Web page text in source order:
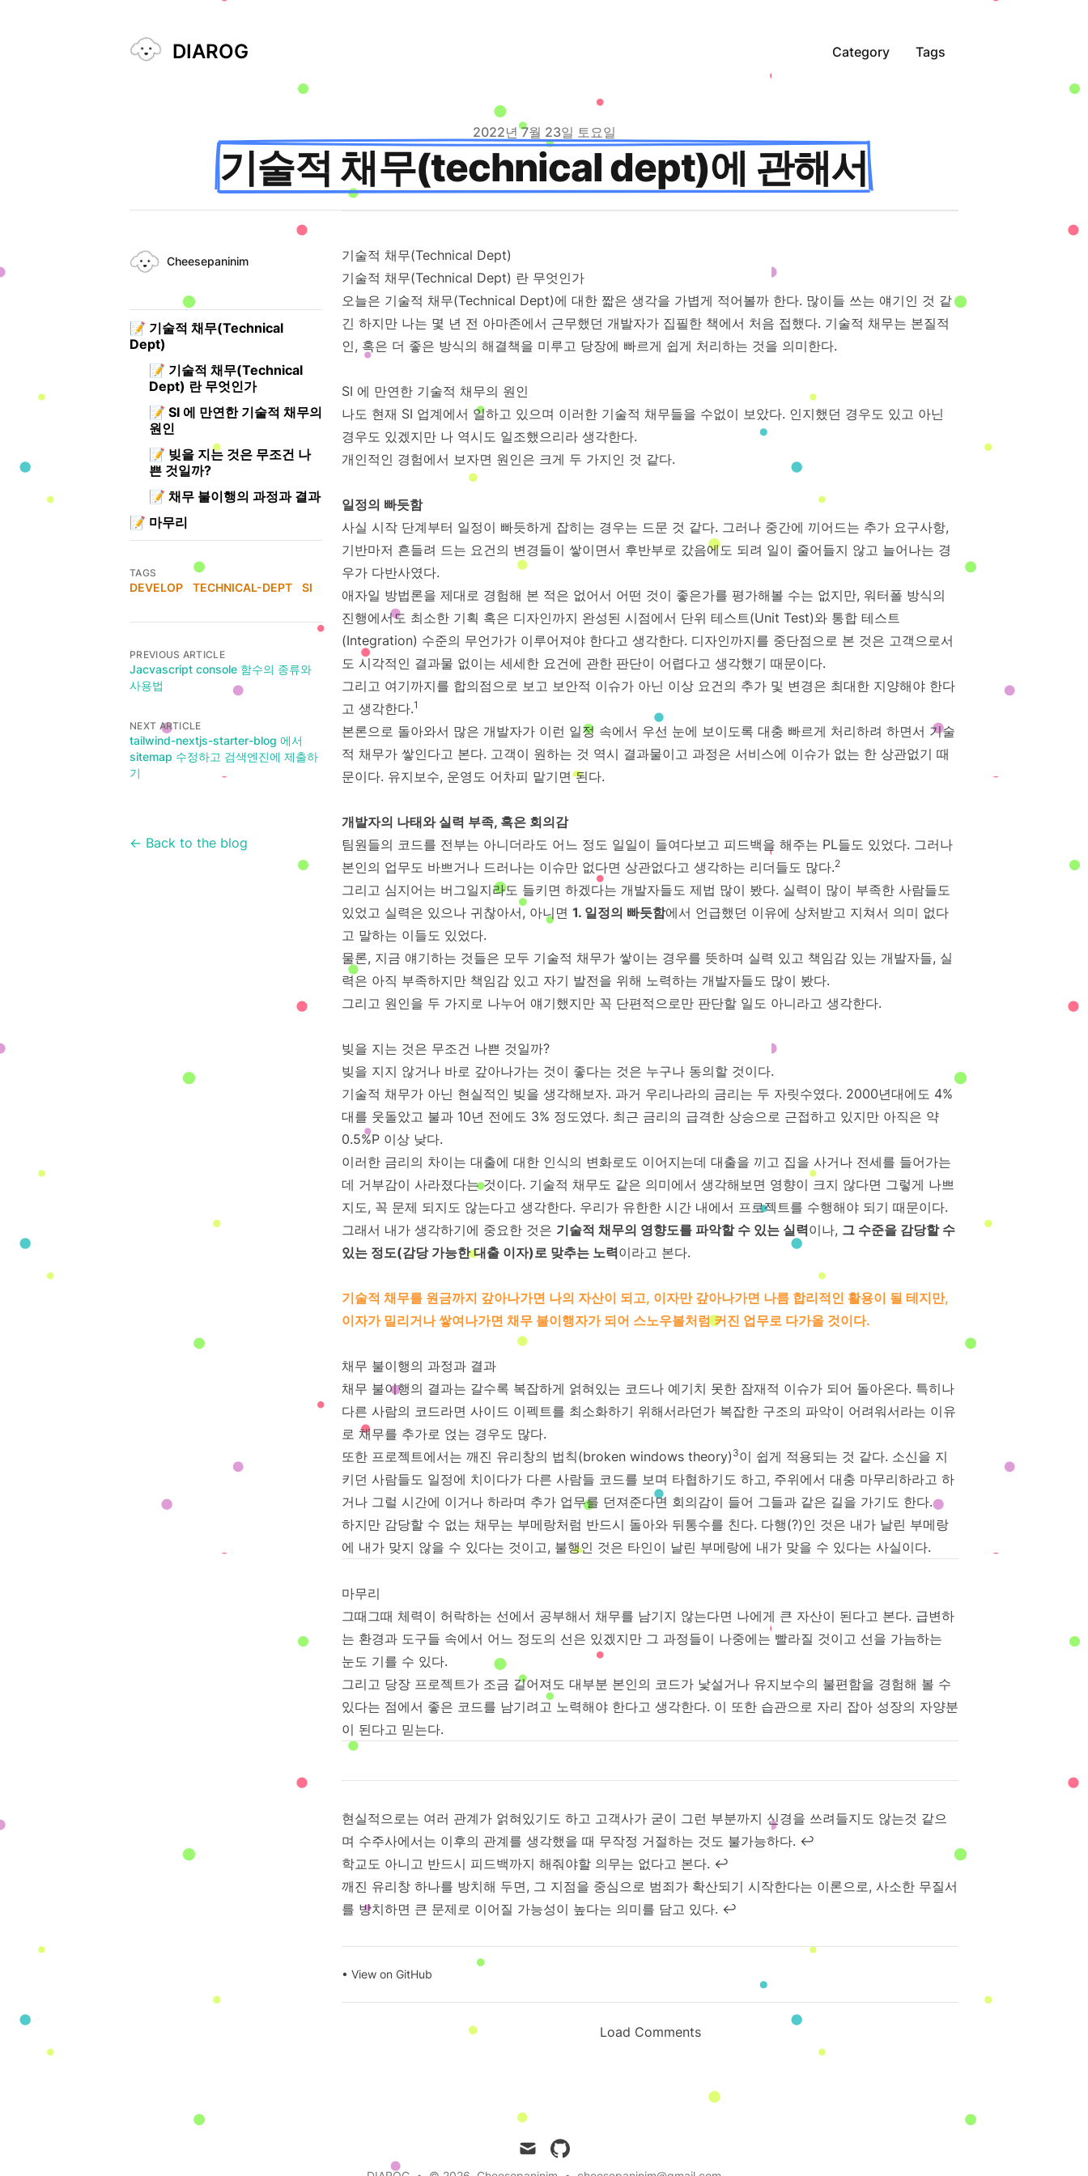
DIAROG Category Tags
2022년 7월 23일 토요일
기술적 채무(technical dept)에 관해서
AuthorsName
Cheesepaninim
기술적 채무(Technical Dept)
기술적 채무(Technical Dept) 란 무엇인가
오늘은 기술적 채무(Technical Dept)에 대한 짧은 생각을 가볍게 적어볼까 한다. 많이들 쓰는 얘기인 것 같
긴 하지만 나는 몇 년 전 아마존에서 근무했던 개발자가 집필한 책에서 처음 접했다. 기술적 채무는 본질적
인, 혹은 더 좋은 방식의 해결책을 미루고 당장에 빠르게 쉽게 처리하는 것을 의미한다.
SI 에 만연한 기술적 채무의 원인
나도 현재 SI 업계에서 일하고 있으며 이러한 기술적 채무들을 수없이 보았다. 인지했던 경우도 있고 아닌
경우도 있겠지만 나 역시도 일조했으리라 생각한다.
개인적인 경험에서 보자면 원인은 크게 두 가지인 것 같다.
일정의 빠듯함
사실 시작 단계부터 일정이 빠듯하게 잡히는 경우는 드문 것 같다. 그러나 중간에 끼어드는 추가 요구사항,
기반마저 흔들려 드는 요건의 변경들이 쌓이면서 후반부로 갔음에도 되려 일이 줄어들지 않고 늘어나는 경
우가 다반사였다.
애자일 방법론을 제대로 경험해 본 적은 없어서 어떤 것이 좋은가를 평가해볼 수는 없지만, 워터폴 방식의
진행에서도 최소한 기획 혹은 디자인까지 완성된 시점에서 단위 테스트(Unit Test)와 통합 테스트
(Integration) 수준의 무언가가 이루어져야 한다고 생각한다. 디자인까지를 중단점으로 본 것은 고객으로서
도 시각적인 결과물 없이는 세세한 요건에 관한 판단이 어렵다고 생각했기 때문이다.
그리고 여기까지를 합의점으로 보고 보안적 이슈가 아닌 이상 요건의 추가 및 변경은 최대한 지양해야 한다
고 생각한다.1
본론으로 돌아와서 많은 개발자가 이런 일정 속에서 우선 눈에 보이도록 대충 빠르게 처리하려 하면서 기술
적 채무가 쌓인다고 본다. 고객이 원하는 것 역시 결과물이고 과정은 서비스에 이슈가 없는 한 상관없기 때
문이다. 유지보수, 운영도 어차피 맡기면 된다.
개발자의 나태와 실력 부족, 혹은 회의감
팀원들의 코드를 전부는 아니더라도 어느 정도 일일이 들여다보고 피드백을 해주는 PL들도 있었다. 그러나
본인의 업무도 바쁘거나 드러나는 이슈만 없다면 상관없다고 생각하는 리더들도 많다.2
그리고 심지어는 버그일지라도 들키면 하겠다는 개발자들도 제법 많이 봤다. 실력이 많이 부족한 사람들도
있었고 실력은 있으나 귀찮아서, 아니면 1. 일정의 빠듯함에서 언급했던 이유에 상처받고 지쳐서 의미 없다
고 말하는 이들도 있었다.
물론, 지금 얘기하는 것들은 모두 기술적 채무가 쌓이는 경우를 뜻하며 실력 있고 책임감 있는 개발자들, 실
력은 아직 부족하지만 책임감 있고 자기 발전을 위해 노력하는 개발자들도 많이 봤다.
그리고 원인을 두 가지로 나누어 얘기했지만 꼭 단편적으로만 판단할 일도 아니라고 생각한다.
빚을 지는 것은 무조건 나쁜 것일까?
빚을 지지 않거나 바로 갚아나가는 것이 좋다는 것은 누구나 동의할 것이다.
기술적 채무가 아닌 현실적인 빚을 생각해보자. 과거 우리나라의 금리는 두 자릿수였다. 2000년대에도 4%
대를 웃돌았고 불과 10년 전에도 3% 정도였다. 최근 금리의 급격한 상승으로 근접하고 있지만 아직은 약
0.5%P 이상 낮다.
이러한 금리의 차이는 대출에 대한 인식의 변화로도 이어지는데 대출을 끼고 집을 사거나 전세를 들어가는
데 거부감이 사라졌다는 것이다. 기술적 채무도 같은 의미에서 생각해보면 영향이 크지 않다면 그렇게 나쁘
지도, 꼭 문제 되지도 않는다고 생각한다. 우리가 유한한 시간 내에서 프로젝트를 수행해야 되기 때문이다.
그래서 내가 생각하기에 중요한 것은 기술적 채무의 영향도를 파악할 수 있는 실력이나, 그 수준을 감당할 수
있는 정도(감당 가능한 대출 이자)로 맞추는 노력이라고 본다.
기술적 채무를 원금까지 갚아나가면 나의 자산이 되고, 이자만 갚아나가면 나름 합리적인 활용이 될 테지만,
이자가 밀리거나 쌓여나가면 채무 불이행자가 되어 스노우볼처럼 커진 업무로 다가올 것이다.
채무 불이행의 과정과 결과
채무 불이행의 결과는 갈수록 복잡하게 얽혀있는 코드나 예기치 못한 잠재적 이슈가 되어 돌아온다. 특히나
다른 사람의 코드라면 사이드 이펙트를 최소화하기 위해서라던가 복잡한 구조의 파악이 어려워서라는 이유
로 채무를 추가로 얹는 경우도 많다.
또한 프로젝트에서는 깨진 유리창의 법칙(broken windows theory) 3이 쉽게 적용되는 것 같다. 소신을 지
키던 사람들도 일정에 치이다가 다른 사람들 코드를 보며 타협하기도 하고, 주위에서 대충 마무리하라고 하
거나 그럴 시간에 이거나 하라며 추가 업무를 던져준다면 회의감이 들어 그들과 같은 길을 가기도 한다.
하지만 감당할 수 없는 채무는 부메랑처럼 반드시 돌아와 뒤통수를 친다. 다행(?)인 것은 내가 날린 부메랑
에 내가 맞지 않을 수 있다는 것이고, 불행인 것은 타인이 날린 부메랑에 내가 맞을 수 있다는 사실이다.
마무리
그때그때 체력이 허락하는 선에서 공부해서 채무를 남기지 않는다면 나에게 큰 자산이 된다고 본다. 급변하
는 환경과 도구들 속에서 어느 정도의 선은 있겠지만 그 과정들이 나중에는 빨라질 것이고 선을 가늠하는
눈도 기를 수 있다.
그리고 당장 프로젝트가 조금 길어져도 대부분 본인의 코드가 낯설거나 유지보수의 불편함을 경험해 볼 수
있다는 점에서 좋은 코드를 남기려고 노력해야 한다고 생각한다. 이 또한 습관으로 자리 잡아 성장의 자양분
이 된다고 믿는다.
Footnotes
현실적으로는 여러 관계가 얽혀있기도 하고 고객사가 굳이 그런 부분까지 신경을 쓰려들지도 않는것 같으
며 수주사에서는 이후의 관계를 생각했을 때 무작정 거절하는 것도 불가능하다. ↩
학교도 아니고 반드시 피드백까지 해줘야할 의무는 없다고 본다. ↩
깨진 유리창 하나를 방치해 두면, 그 지점을 중심으로 범죄가 확산되기 시작한다는 이론으로, 사소한 무질서
를 방치하면 큰 문제로 이어질 가능성이 높다는 의미를 담고 있다. ↩
• View on GitHub
Load Comments
📝 기술적 채무(Technical
Dept)
📝 기술적 채무(Technical
Dept) 란 무엇인가
📝 SI 에 만연한 기술적 채무의
원인
📝 빚을 지는 것은 무조건 나
쁜 것일까?
📝 채무 불이행의 과정과 결과
📝 마무리
TAGS
DEVELOP TECHNICAL-DEPT SI
PREVIOUS ARTICLE
Jacvascript console 함수의 종류와
사용법
NEXT ARTICLE
tailwind-nextjs-starter-blog 에서
sitemap 수정하고 검색엔진에 제출하
기
← Back to the blog
mail github